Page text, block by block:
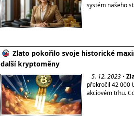
systém našeho
Zlato pokořilo svoje historické
další kryptoměny
5. 12. 2023 •
překročil 42 000
akciovém trhu.